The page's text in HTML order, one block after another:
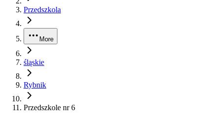
Przedszkola
More
śląskie
Rybnik
Przedszkole nr 6